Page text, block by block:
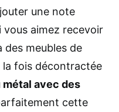
une note
vous aimez recevoir
des meubles de
la fois décontractée
métal avec des
cette